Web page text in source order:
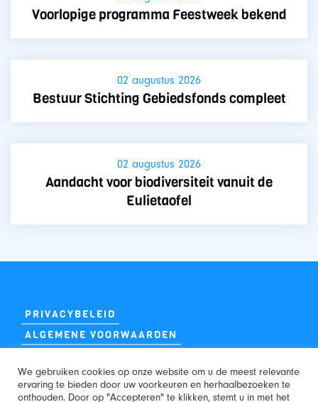
Voorlopige programma Feestweek bekend
02 augustus 2026
Bestuur Stichting Gebiedsfonds compleet
02 augustus 2026
Aandacht voor biodiversiteit vanuit de
Eulietaofel
PRIVACYBELEID
ALGEMENE VOORWAARDEN
We gebruiken cookies op onze website om u de meest relevante
ervaring te bieden door uw voorkeuren en herhaalbezoeken te
onthouden. Door op "Accepteren" te klikken, stemt u in met het